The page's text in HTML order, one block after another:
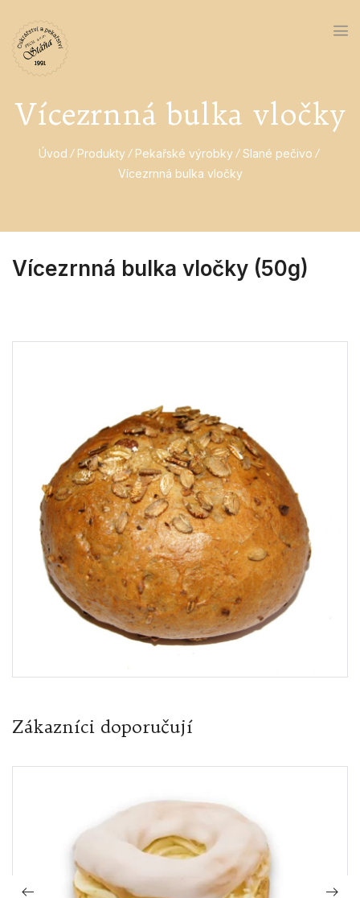
Vícezrnná bulka vločky
Úvod Produkty Pekařské výrobky
Slané pečivo
Vícezrnná bulka vločky
Vícezrnná bulka vločky (50g)
Zákazníci doporučují